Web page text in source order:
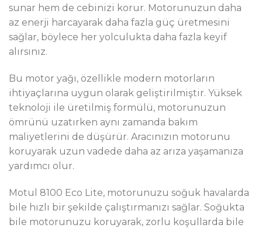
sunar hem de cebinizi korur. Motorunuzun daha
az enerji harcayarak daha fazla güç üretmesini
sağlar, böylece her yolculukta daha fazla keyif
alırsınız.
Bu motor yağı, özellikle modern motorların
ihtiyaçlarına uygun olarak geliştirilmiştir. Yüksek
teknoloji ile üretilmiş formülü, motorunuzun
ömrünü uzatırken aynı zamanda bakım
maliyetlerini de düşürür. Aracınızın motorunu
koruyarak uzun vadede daha az arıza yaşamanıza
yardımcı olur.
Motul 8100 Eco Lite, motorunuzu soğuk havalarda
bile hızlı bir şekilde çalıştırmanızı sağlar. Soğukta
bile motorunuzu koruyarak, zorlu koşullarda bile